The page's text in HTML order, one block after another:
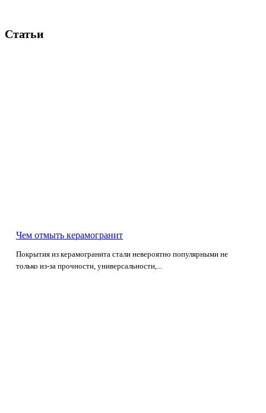
Статьи
Чем отмыть керамогранит
Покрытия из керамогранита стали невероятно популярными не
только из-за прочности, универсальности,...